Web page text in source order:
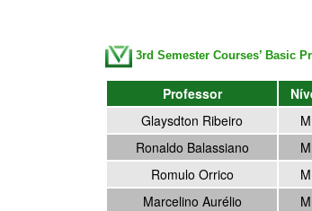
3rd Semester Courses’ Basic
Professor
Glaysdton Ribeiro
M
Ronaldo Balassiano
M
Romulo Orrico
M
Marcelino Aurélio
M